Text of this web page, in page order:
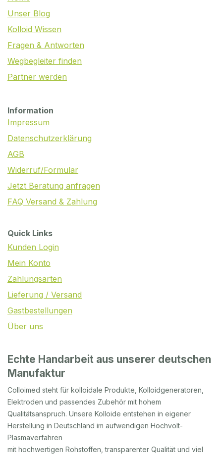
Unser Blog
Kolloid Wissen
Fragen & Antworten
Wegbegleiter finden
Partner werden
Information
Impressum
Datenschutzerklärung
AGB
Widerruf/Formular
Jetzt Beratung anfragen
FAQ Versand & Zahlung
Quick Links
Kunden Login
Mein Konto
Zahlungsarten
Lieferung / Versand
Gastbestellungen
Über uns
Echte Handarbeit aus unserer deutschen
Manufaktur
Colloimed steht für kolloidale Produkte, Kolloidgeneratoren,
Elektroden und passendes Zubehör mit hohem
Qualitätsanspruch. Unsere Kolloide entstehen in eigener
Herstellung in Deutschland im aufwendigen Hochvolt-
Plasmaverfahren
mit hochwertigen Rohstoffen, transparenter Qualität und viel